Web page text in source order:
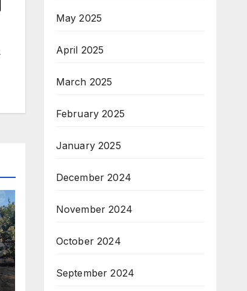
May 2025
April 2025
March 2025
February 2025
January 2025
December 2024
November 2024
October 2024
September 2024